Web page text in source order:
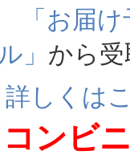
「お届
ル」 から
詳しくは
ンビ